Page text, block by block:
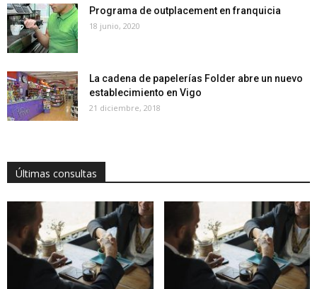
Programa de outplacement en franquicia
18 junio, 2020
La cadena de papelerías Folder abre un nuevo
establecimiento en Vigo
21 diciembre, 2018
Últimas consultas